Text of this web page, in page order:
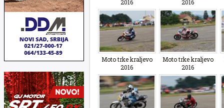
2016
2016
Moto trke kraljevo
2016
Moto trke kraljevo
2016